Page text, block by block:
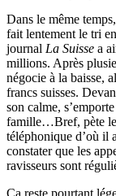
Dans le même
fait lentement le tri
journal La Suisse a
millions. Après
négocie à la baisse,
francs suisses.
son calme,
famille…Bref, pète
téléphonique d’où il
constater que les
ravisseurs sont